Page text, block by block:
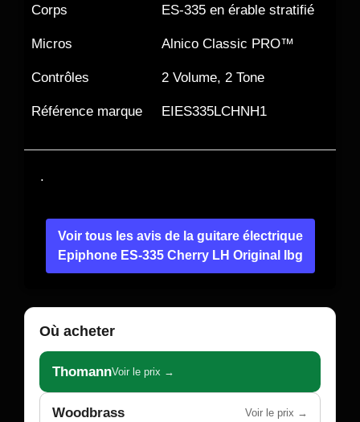
Corps ES-335 en érable stratifié
Micros Alnico Classic PRO™
Contrôles 2 Volume, 2 Tone
Référence marque EIES335LCHNH1
.
Voir tous les avis de la guitare électrique
Epiphone ES-335 Cherry LH Original Ibg
Où acheter
ThomannVoir le prix →
Woodbrass Voir le prix →